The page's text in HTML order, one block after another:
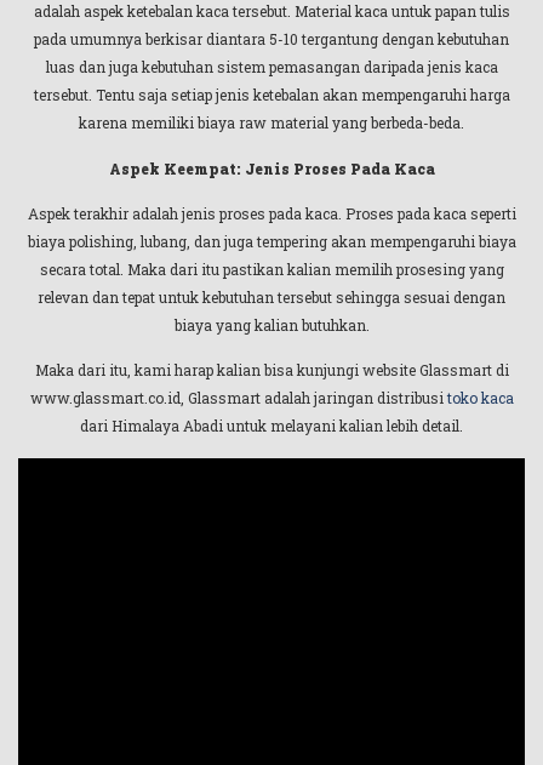
adalah aspek ketebalan kaca tersebut. Material kaca untuk papan tulis
pada umumnya berkisar diantara 5-10 tergantung dengan kebutuhan
luas dan juga kebutuhan sistem pemasangan daripada jenis kaca
tersebut. Tentu saja setiap jenis ketebalan akan mempengaruhi harga
karena memiliki biaya raw material yang berbeda-beda.
Aspek Keempat: Jenis Proses Pada Kaca
Aspek terakhir adalah jenis proses pada kaca. Proses pada kaca seperti
biaya polishing, lubang, dan juga tempering akan mempengaruhi biaya
secara total. Maka dari itu pastikan kalian memilih prosesing yang
relevan dan tepat untuk kebutuhan tersebut sehingga sesuai dengan
biaya yang kalian butuhkan.
Maka dari itu, kami harap kalian bisa kunjungi website Glassmart di
www.glassmart.co.id, Glassmart adalah jaringan distribusitoko kaca
dari Himalaya Abadi untuk melayani kalian lebih detail.